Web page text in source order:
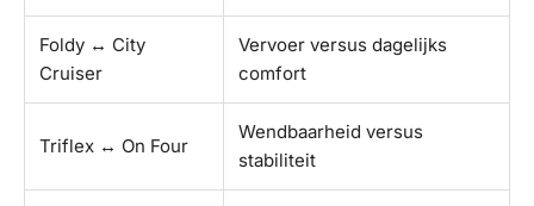
Foldy ↔ City
Cruiser
Vervoer versus dagelijks
comfort
Triflex ↔ On Four
Wendbaarheid versus
stabiliteit